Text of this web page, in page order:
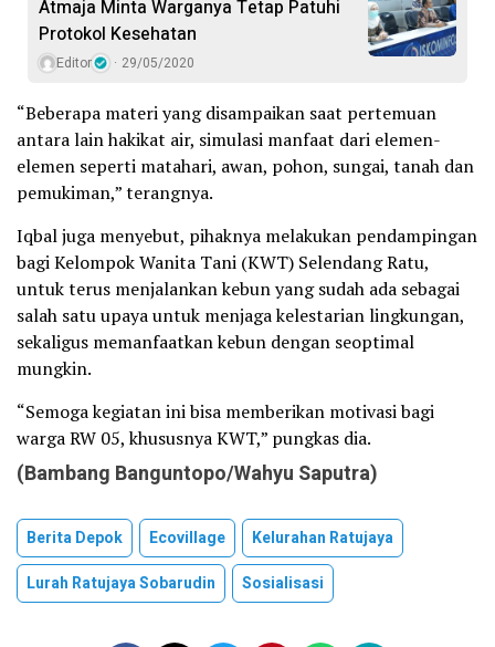
Atmaja Minta Warganya Tetap Patuhi
Protokol Kesehatan
Editor 29/05/2020
“Beberapa materi yang disampaikan saat pertemuan
antara lain hakikat air, simulasi manfaat dari elemen-
elemen seperti matahari, awan, pohon, sungai, tanah dan
pemukiman,” terangnya.
Iqbal juga menyebut, pihaknya melakukan pendampingan
bagi Kelompok Wanita Tani (KWT) Selendang Ratu,
untuk terus menjalankan kebun yang sudah ada sebagai
salah satu upaya untuk menjaga kelestarian lingkungan,
sekaligus memanfaatkan kebun dengan seoptimal
mungkin.
“Semoga kegiatan ini bisa memberikan motivasi bagi
warga RW 05, khususnya KWT,” pungkas dia.
(Bambang Banguntopo/Wahyu Saputra)
Berita Depok Ecovillage
Kelurahan Ratujaya
Lurah Ratujaya Sobarudin
Sosialisasi